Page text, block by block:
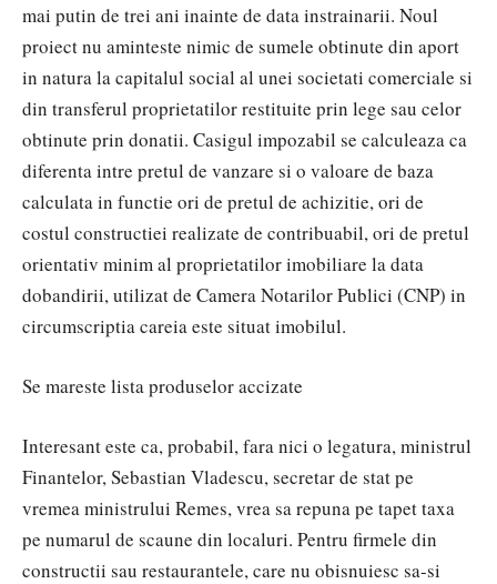
mai putin de trei ani inainte de data instrainarii. Noul
proiect nu aminteste nimic de sumele obtinute din aport
in natura la capitalul social al unei societati comerciale si
din transferul proprietatilor restituite prin lege sau celor
obtinute prin donatii. Casigul impozabil se calculeaza ca
diferenta intre pretul de vanzare si o valoare de baza
calculata in functie ori de pretul de achizitie, ori de
costul constructiei realizate de contribuabil, ori de pretul
orientativ minim al proprietatilor imobiliare la data
dobandirii, utilizat de Camera Notarilor Publici (CNP) in
circumscriptia careia este situat imobilul.
Se mareste lista produselor accizate
Interesant este ca, probabil, fara nici o legatura, ministrul
Finantelor, Sebastian Vladescu, secretar de stat pe
vremea ministrului Remes, vrea sa repuna pe tapet taxa
pe numarul de scaune din localuri. Pentru firmele din
constructii sau restaurantele, care nu obisnuiesc sa-si